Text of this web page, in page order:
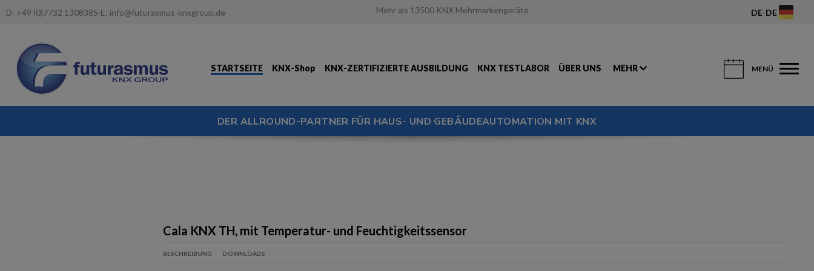
D: +49 (0)7732 1308385·E: info@futurasmus-knxgroup.de Mehr als 13500 KNX Mehrmarkengeräte DE-DE
STARTSEITE KNX-Shop KNX-ZERTIFIZIERTE AUSBILDUNG KNX TESTLABOR ÜBER UNS MEHR MENÜ
DER ALLROUND-PARTNER FÜR HAUS- UND GEBÄUDEAUTOMATION MIT KNX
Cala KNX TH, mit Temperatur- und Feuchtigkeitssensor
BESCHREIBUNG DOWNLOADS